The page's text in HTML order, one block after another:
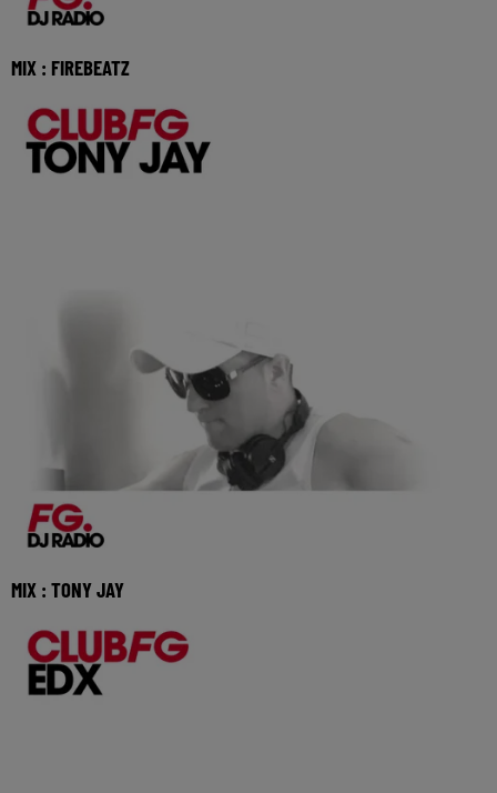
MIX : FIREBEATZ
2026 🎧 Ecoutez la radio FG DANCE sur www.rad
MIX : TONY JAY
2026 🎧 Ecoutez la radio FG DANCE sur www.radi